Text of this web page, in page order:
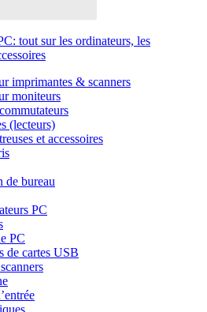
tout sur les ordinateurs, les
imprimantes & scanners
moniteurs
(lecteurs)
et accessoires
de bureau
PC
PC
de cartes USB